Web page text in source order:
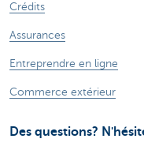
Crédits
Assurances
Entreprendre en ligne
Commerce extérieur
Des questions?